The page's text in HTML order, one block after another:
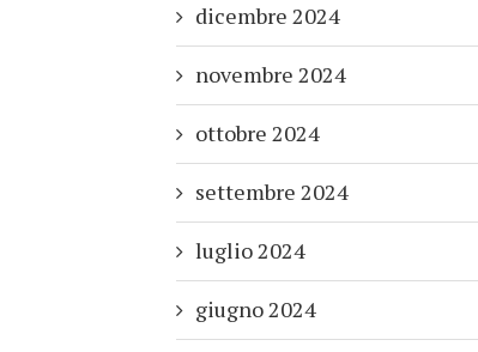
dicembre 2024
novembre 2024
ottobre 2024
settembre 2024
luglio 2024
giugno 2024